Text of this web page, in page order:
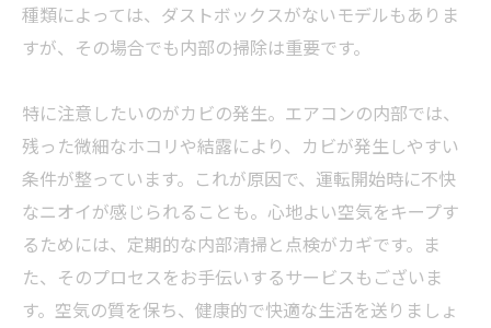
種類によっては、ダストボックスがないモデルもありま
すが、その場合でも内部の掃除は重要です。
特に注意したいのがカビの発生。エアコンの内部では、
残った微細なホコリや結露により、カビが発生しやすい
条件が整っています。これが原因で、運転開始時に不快
なニオイが感じられることも。心地よい空気をキープす
るためには、定期的な内部清掃と点検がカギです。ま
た、そのプロセスをお手伝いするサービスもございま
す。空気の質を保ち、健康的で快適な生活を送りましょ